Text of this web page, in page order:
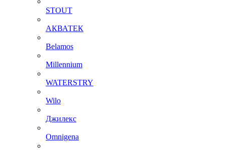
STOUT
АКВАТЕК
Belamos
Millennium
WATERSTRY
Wilo
Джилекс
Omnigena